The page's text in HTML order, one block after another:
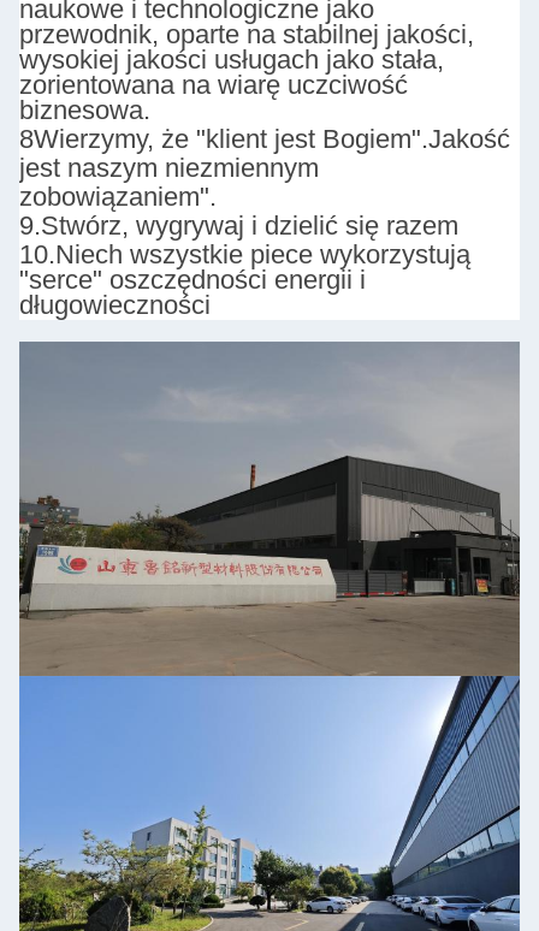
naukowe i technologiczne jako
przewodnik, oparte na stabilnej jakości,
wysokiej jakości usługach jako stała,
zorientowana na wiarę uczciwość
biznesowa.
8Wierzymy, że "klient jest Bogiem".Jakość
jest naszym niezmiennym
zobowiązaniem".
9.Stwórz, wygrywaj i dzielić się razem
10.Niech wszystkie piece wykorzystują
"serce" oszczędności energii i
długowieczności